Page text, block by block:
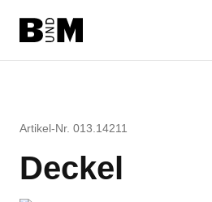
Artikel-Nr. 013.14211
Deckel